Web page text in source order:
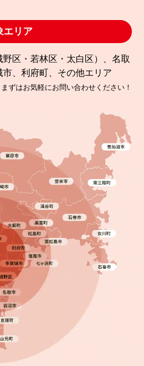
要？名取市で塗り替え工
エリア
区・若林区・太白区）、名取
、利府町、その他エリア
ずはお気軽にお問い合わせください！